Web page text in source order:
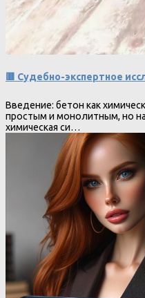
🟥 Судебно-экспертное
Введение: бетон как
простым и монолитным, но
химическая си…